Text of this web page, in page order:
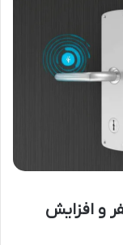
و افزایش